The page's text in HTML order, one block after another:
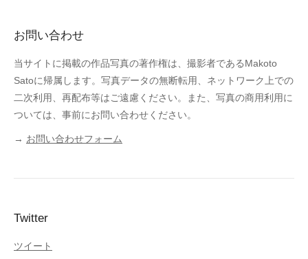
お問い合わせ
当サイトに掲載の作品写真の著作権は、撮影者であるMakoto
Satoに帰属します。写真データの無断転用、ネットワーク上での
二次利用、再配布等はご遠慮ください。また、写真の商用利用に
ついては、事前にお問い合わせください。
→ お問い合わせフォーム
Twitter
ツイート